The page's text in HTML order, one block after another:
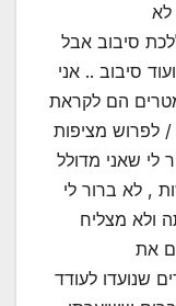
לא
סיבוב אבל
סיבוב .. אני
הם לקראת
/ לפרוש מציפות
לי שאני מדולל
, לא ברור לי
ולא מצליח
את
שנועדו לעודד